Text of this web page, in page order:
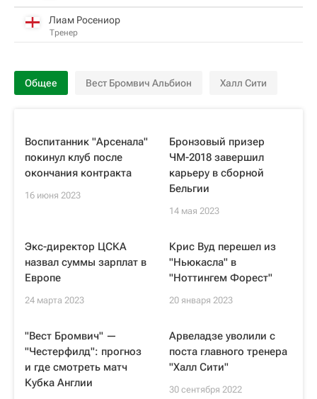
Лиам Росениор
Тренер
Общее Вест Бромвич Альбион Халл Сити
Воспитанник "Арсенала"
покинул клуб после
окончания контракта
16 июня 2023
Бронзовый призер
ЧМ-2018 завершил
карьеру в сборной
Бельгии
14 мая 2023
Экс-директор ЦСКА
назвал суммы зарплат в
Европе
24 марта 2023
Крис Вуд перешел из
"Ньюкасла" в
"Ноттингем Форест"
20 января 2023
"Вест Бромвич" —
"Честерфилд": прогноз
и где смотреть матч
Кубка Англии
Арвеладзе уволили с
поста главного тренера
"Халл Сити"
30 сентября 2022